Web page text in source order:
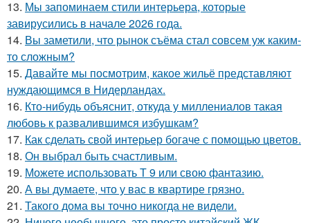
13. Мы запоминаем стили интерьера, которые
завирусились в начале 2026 года.
14. Вы заметили, что рынок съёма стал совсем уж каким-
то сложным?
15. Давайте мы посмотрим, какое жильё представляют
нуждающимся в Нидерландах.
16. Кто-нибудь объяснит, откуда у миллениалов такая
любовь к развалившимся избушкам?
17. Как сделать свой интерьер богаче с помощью цветов.
18. Он выбрал быть счастливым.
19. Можете использовать Т 9 или свою фантазию.
20. А вы думаете, что у вас в квартире грязно.
21. Такого дома вы точно никогда не видели.